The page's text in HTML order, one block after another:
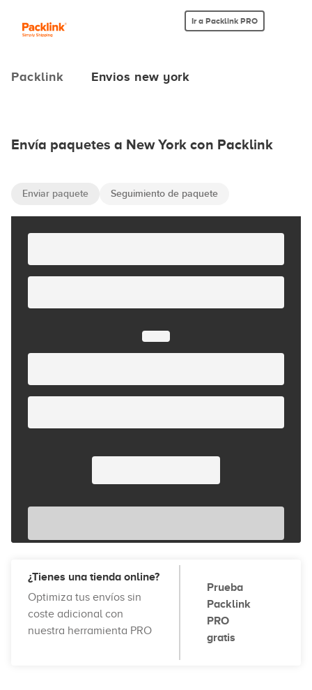
Ir a Packlink PRO
Packlink Envios new york
Envía paquetes a New York con Packlink
Enviar paquete Seguimiento de paquete
¿Tienes una tienda online?
Optimiza tus envíos sin
coste adicional con
nuestra herramienta PRO
Prueba
Packlink
PRO
gratis